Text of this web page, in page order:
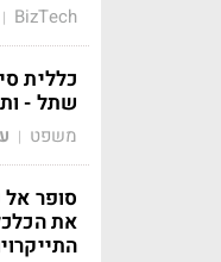
BizTech
|
שתל -
משפט |
סופר אל
את